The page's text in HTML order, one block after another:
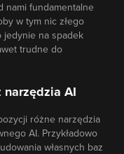
nami fundamentalne
w tym nic złego
jedynie na spadek
trudne do
narzędzia AI
różne narzędzia
AI. Przykładowo
własnych baz